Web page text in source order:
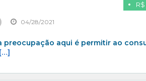
04/28/2021
preocupação aqui é permitir ao
[…]